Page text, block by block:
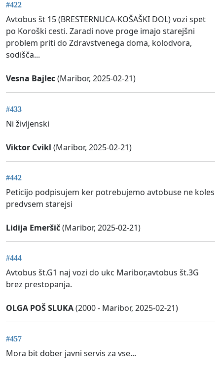
#422
Avtobus št 15 (BRESTERNUCA-KOŠAŠKI DOL) vozi spet
po Koroški cesti. Zaradi nove proge imajo starejšni
problem priti do Zdravstvenega doma, kolodvora,
sodišča...
Vesna Bajlec(Maribor, 2025-02-21)
#433
Ni življenski
Viktor Cvikl (Maribor, 2025-02-21)
#442
Peticijo podpisujem ker potrebujemo avtobuse ne koles
predvsem starejsi
Lidija Emeršič(Maribor, 2025-02-21)
#444
Avtobus št.G1 naj vozi do ukc Maribor,avtobus št.3G
brez prestopanja.
OLGA POŠ SLUKA(2000 - Maribor, 2025-02-21)
#457
Mora bit dober javni servis za vse...